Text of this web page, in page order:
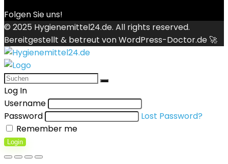
Folgen Sie uns!
© 2025 Hygienemittel24.de. All rights reserved.
Bereitgestellt & betreut vonWordPress-Doctor.de 🚀
Log In
Username
Password
Lost Password?
Remember me
Login